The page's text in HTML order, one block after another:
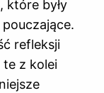
które były
refleksji
z kolei